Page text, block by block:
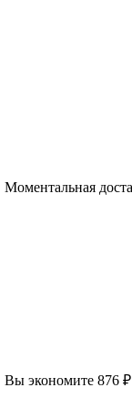
Моментальная
Вы экономите 876 ₽